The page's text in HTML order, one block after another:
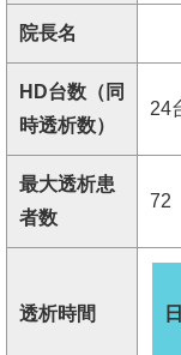
院長名
HD台数（同
時透析数）
24
最大透析患
者数
72
透析時間